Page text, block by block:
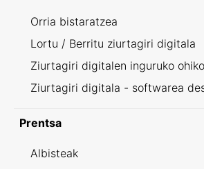
Orria bistaratzea
Lortu / Berritu ziurtagiri digitala
Ziurtagiri digitalen inguruko
Ziurtagiri digitala - softwarea
Prentsa
Albisteak